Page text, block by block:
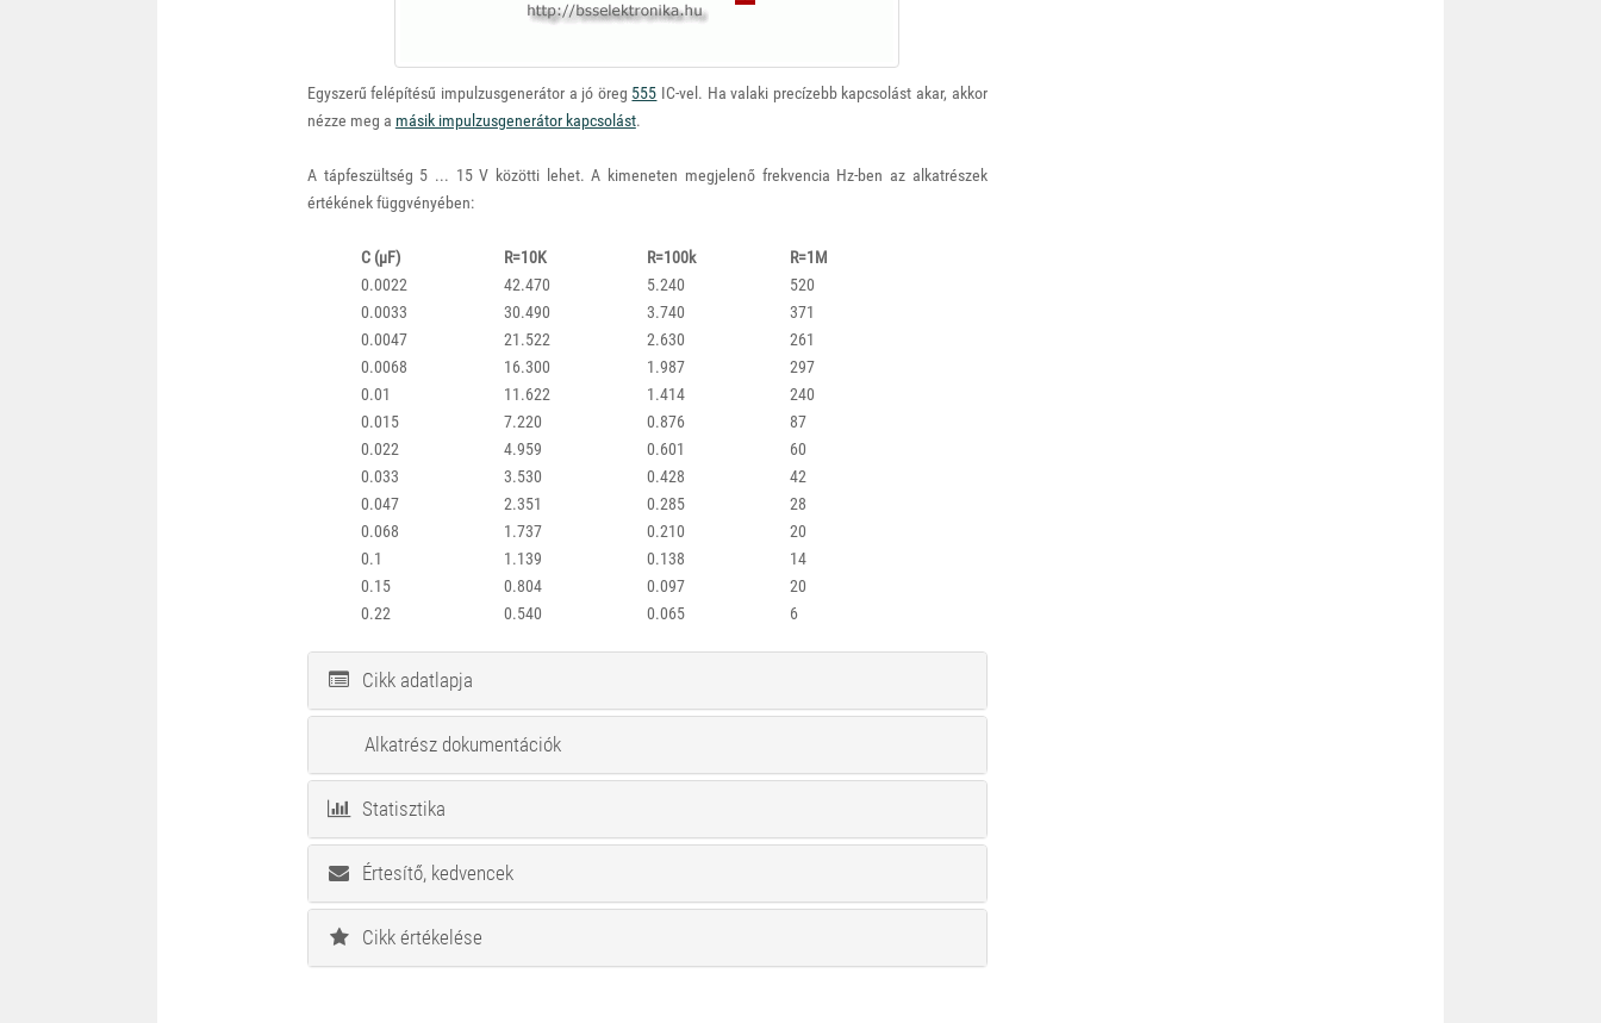
Egyszerű felépítésű impulzusgenerátor a jó öreg 555 IC-vel. Ha valaki precízebb kapcsolást akar, akkor
nézze meg a másik impulzusgenerátor kapcsolást.
A tápfeszültség 5 ... 15 V közötti lehet. A kimeneten megjelenő frekvencia Hz-ben az alkatrészek
értékének függvényében:
C (μF) R=10K R=100k
R=1M
0.0022
42.470 5.240
520
0.0033
30.490 3.740
371
0.0047
21.522 2.630
261
0.0068
16.300 1.987
297
0.01
11.622 1.414
240
0.015
7.220 0.876
87
0.022
4.959 0.601
60
0.033
3.530 0.428
42
0.047
2.351 0.285
28
0.068
1.737 0.210
20
0.1
1.139 0.138
14
0.15
0.804 0.097
20
0.22
0.540 0.065 6
Cikk adatlapja
Alkatrész dokumentációk
Statisztika
Értesítő, kedvencek
Cikk értékelése